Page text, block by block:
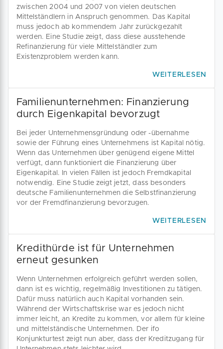
zwischen 2004 und 2007 von vielen deutschen
Mittelständlern in Anspruch genommen. Das Kapital
muss jedoch ab kommendem Jahr zurückgezahlt
werden. Eine Studie zeigt, dass diese ausstehende
Refinanzierung für viele Mittelständler zum
Existenzproblem werden kann.
WEITERLESEN
Familienunternehmen: Finanzierung
durch Eigenkapital bevorzugt
Bei jeder Unternehmensgründung oder -übernahme
sowie der Führung eines Unternehmens ist Kapital nötig.
Wenn das Unternehmen über genügend eigene Mittel
verfügt, dann funktioniert die Finanzierung über
Eigenkapital. In vielen Fällen ist jedoch Fremdkapital
notwendig. Eine Studie zeigt jetzt, dass besonders
deutsche Familienunternehmen die Selbstfinanzierung
vor der Fremdfinanzierung bevorzugen.
WEITERLESEN
Kredithürde ist für Unternehmen
erneut gesunken
Wenn Unternehmen erfolgreich geführt werden sollen,
dann ist es wichtig, regelmäßig Investitionen zu tätigen.
Dafür muss natürlich auch Kapital vorhanden sein.
Während der Wirtschaftskrise war es jedoch nicht
immer leicht, an Kredite zu kommen, vor allem für kleine
und mittelständische Unternehmen. Der ifo
Konjunkturtest zeigt nun aber, dass der Kreditzugang für